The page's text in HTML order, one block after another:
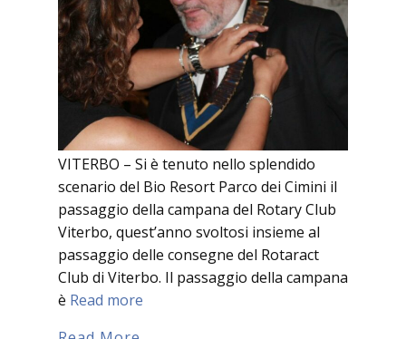
VITERBO – Si è tenuto nello splendido
scenario del Bio Resort Parco dei Cimini il
passaggio della campana del Rotary Club
Viterbo, quest’anno svoltosi insieme al
passaggio delle consegne del Rotaract
Club di Viterbo. Il passaggio della campana
è Read more